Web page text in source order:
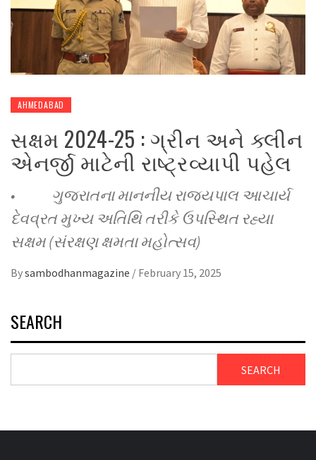
AHMEDABAD
સક્ષમ 2024-25 : ગ્રીન અને ક્લીન
એનર્જી માટેની રાષ્ટ્રવ્યાપી પહેલ
• ગુજરાતના માનનીય રાજ્યપાલ આચાર્ય
દેવવ્રત મુખ્ય અતિથિ તરીકે ઉપસ્થિત રહ્યા
સક્ષમ (સંરક્ષણ ક્ષમતા મહોત્સવ)
Bysambodhanmagazine / February 15, 2025
SEARCH
SEARCH